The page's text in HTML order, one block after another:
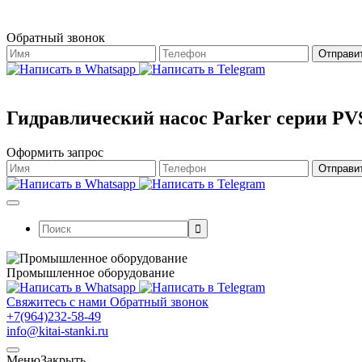
Обратный звонок
Гидравлический насос Parker серии
Оформить запрос
Поиск:
Промышленное оборудование
Свяжитесь с нами Обратный звонок
+7(964)232-58-49
info@kitai-stanki.ru